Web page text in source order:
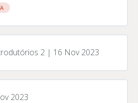
2 | 16 Nov 2023
2023